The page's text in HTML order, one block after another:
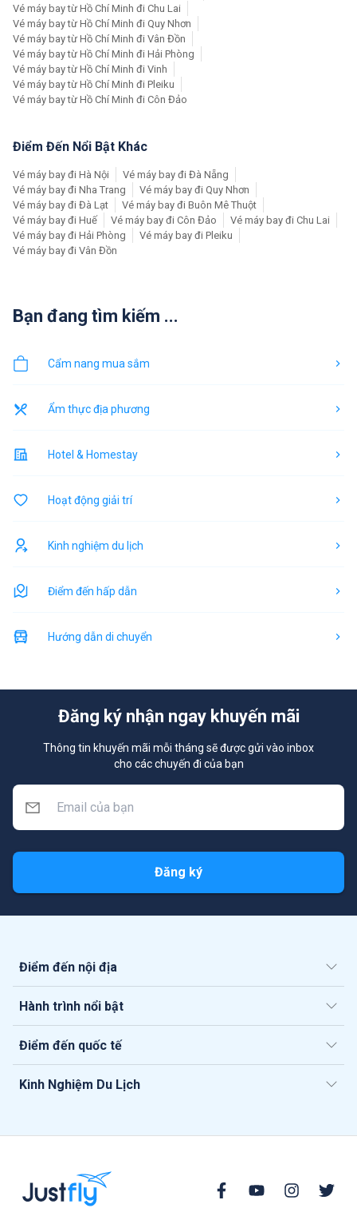
Vé máy bay từ Hồ Chí Minh đi Chu Lai
Vé máy bay từ Hồ Chí Minh đi Quy Nhơn
Vé máy bay từ Hồ Chí Minh đi Vân Đồn
Vé máy bay từ Hồ Chí Minh đi Hải Phòng
Vé máy bay từ Hồ Chí Minh đi Vinh
Vé máy bay từ Hồ Chí Minh đi Pleiku
Vé máy bay từ Hồ Chí Minh đi Côn Đảo
Điểm Đến Nổi Bật Khác
Vé máy bay đi Hà Nội
Vé máy bay đi Đà Nẵng
Vé máy bay đi Nha Trang
Vé máy bay đi Quy Nhơn
Vé máy bay đi Đà Lạt
Vé máy bay đi Buôn Mê Thuột
Vé máy bay đi Huế
Vé máy bay đi Côn Đảo
Vé máy bay đi Chu Lai
Vé máy bay đi Hải Phòng
Vé máy bay đi Pleiku
Vé máy bay đi Vân Đồn
Bạn đang tìm kiếm ...
Cẩm nang mua sắm
Ẩm thực địa phương
Hotel & Homestay
Hoạt động giải trí
Kinh nghiệm du lịch
Điểm đến hấp dẫn
Hướng dẫn di chuyển
Đăng ký nhận ngay khuyến mãi
Thông tin khuyến mãi mỗi tháng sẽ được gửi vào inbox
cho các chuyến đi của bạn
Đăng ký
Điểm đến nội địa
Hành trình nổi bật
Điểm đến quốc tế
Kinh Nghiệm Du Lịch